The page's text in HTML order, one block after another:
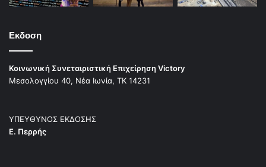
Εκδοση
Κοινωνική Συνεταιριστική Επιχείρηση Victory
Μεσολογγίου 40, Νέα Ιωνία, ΤΚ 14231
ΥΠΕΥΘΥΝΟΣ ΕΚΔΟΣΗΣ
Ε. Περρής